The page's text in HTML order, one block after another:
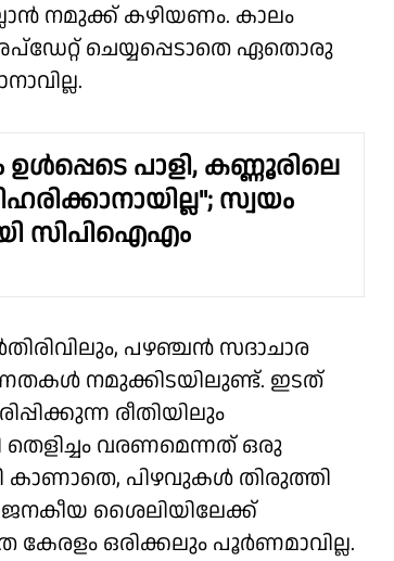
നമുക്ക് കഴിയണം. കാലം
ചെയ്യപ്പെടാതെ ഏതൊരു
ഉൾപ്പെടെ പാളി, കണ്ണൂരിലെ
സ്വയം
സിപിഐഎം
പഴഞ്ചൻ സദാചാര
നമുക്കിടയിലുണ്ട്. ഇടത്
രീതിയിലും
വരണമെന്നത് ഒരു
കാണാതെ, പിഴവുകൾ തിരുത്തി
ശൈലിയിലേക്ക്
കേരളം ഒരിക്കലും പൂർണമാവില്ല.